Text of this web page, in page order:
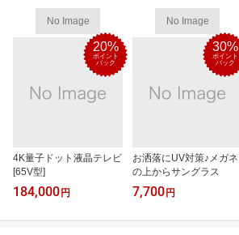
No Image
20%
ポイント
バック
4K量子ドット液晶テレビ
[65V型]
184,000 円
No Image
30%
ポイント
バック
お洒落にUV対策♪メガネ
の上からサングラス
7,700 円